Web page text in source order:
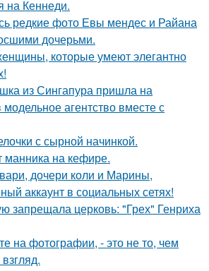
на Кеннеди.
редкие фото Евы мендес и Райана
дочерьми.
которые умеют элегантно
из Сингапура пришла на
агентство вместе с
с сырной начинкой.
манника на кефире.
дочери коли и Марины,
аккаунт в социальных сетях!
запрещала церковь: "Грех" Генриха
на фотографии, - это не то, чем